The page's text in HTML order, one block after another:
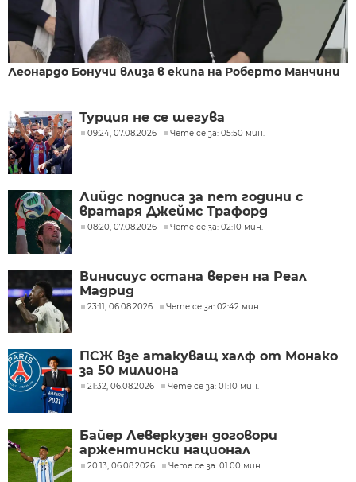
Леонардо Бонучи влиза в екипа на Роберто Манчини
Турция не се шегува
09:24, 07.08.2026 Чете се за: 05:50 мин.
Лийдс подписа за пет години с
вратаря Джеймс Трафорд
08:20, 07.08.2026 Чете се за: 02:10 мин.
Винисиус остана верен на Реал
Мадрид
23:11, 06.08.2026 Чете се за: 02:42 мин.
ПСЖ взе атакуващ халф от Монако
за 50 милиона
21:32, 06.08.2026 Чете се за: 01:10 мин.
Байер Леверкузен договори
аржентински национал
20:13, 06.08.2026 Чете се за: 01:00 мин.